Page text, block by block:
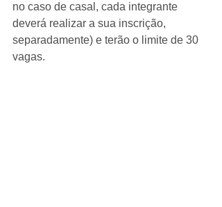
no caso de casal, cada integrante
deverá realizar a sua inscrição,
separadamente) e terão o limite de 30
vagas.